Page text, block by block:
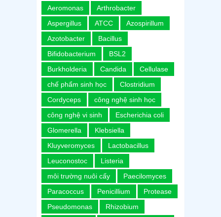
Aeromonas
Arthrobacter
Aspergillus
ATCC
Azospirillum
Azotobacter
Bacillus
Bifidobacterium
BSL2
Burkholderia
Candida
Cellulase
chế phẩm sinh học
Clostridium
Cordyceps
công nghệ sinh học
công nghệ vi sinh
Escherichia coli
Glomerella
Klebsiella
Kluyveromyces
Lactobacillus
Leuconostoc
Listeria
môi trường nuôi cấy
Paecilomyces
Paracoccus
Penicillium
Protease
Pseudomonas
Rhizobium